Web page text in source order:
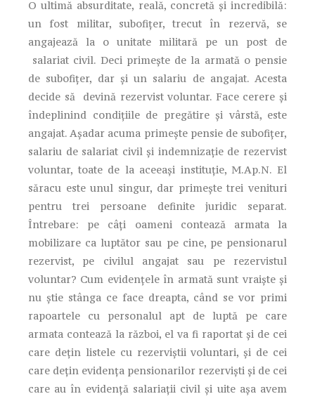
O ultimă absurditate, reală, concretă și incredibilă:
un fost militar, subofițer, trecut în rezervă, se
angajează la o unitate militară pe un post de
salariat civil. Deci primește de la armată o pensie
de subofițer, dar și un salariu de angajat. Acesta
decide să devină rezervist voluntar. Face cerere și
îndeplinind condițiile de pregătire și vârstă, este
angajat. Așadar acuma primește pensie de subofițer,
salariu de salariat civil și indemnizație de rezervist
voluntar, toate de la aceeași instituție, M.Ap.N. El
săracu este unul singur, dar primește trei venituri
pentru trei persoane definite juridic separat.
Întrebare: pe câți oameni contează armata la
mobilizare ca luptător sau pe cine, pe pensionarul
rezervist, pe civilul angajat sau pe rezervistul
voluntar? Cum evidențele în armată sunt vraiște și
nu știe stânga ce face dreapta, când se vor primi
rapoartele cu personalul apt de luptă pe care
armata contează la război, el va fi raportat și de cei
care dețin listele cu rezerviștii voluntari, și de cei
care dețin evidența pensionarilor rezerviști și de cei
care au în evidență salariații civil și uite așa avem